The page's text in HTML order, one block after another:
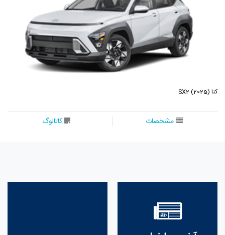
کنا SX2 (2025)
مشخصات کاتالوگ